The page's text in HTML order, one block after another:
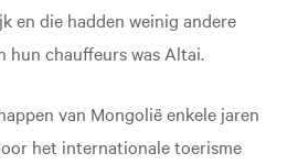
en die hadden weinig andere
hun chauffeurs was Altai.
van Mongolië enkele jaren
het internationale toerisme